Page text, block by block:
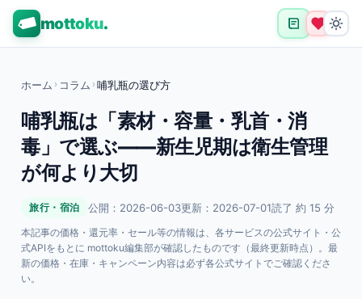
mottoku.
ホーム › コラム › 哺乳瓶の選び方
哺乳瓶は「素材・容量・乳首・消
毒」で選ぶ——新生児期は衛生管理
が何より大切
旅行・宿泊 公開：2026-06-03更新：2026-07-01読了 約 15 分
本記事の価格・還元率・セール等の情報は、各サービスの公式サイト・公
式APIをもとに mottoku編集部が確認したものです（最終更新時点）。最
新の価格・在庫・キャンペーン内容は必ず各公式サイトでご確認くださ
い。